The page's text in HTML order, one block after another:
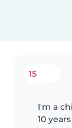
15
I'm a
10